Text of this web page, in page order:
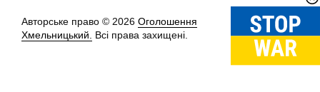
Авторське право © 2026 Оголошення
Хмельницький.
Всі права захищені.
Вгору↑